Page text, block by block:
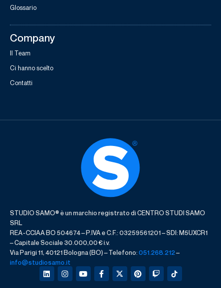
Glossario
Company
Il Team
Ci hanno scelto
Contatti
STUDIO SAMO® è un marchio registrato di CENTRO STUDI SAMO
SRL
REA-CCIAA BO 504674 – P.IVA e C.F.: 03259561201 – SDI: M5UXCR1
– Capitale Sociale 30.000,00 € i.v.
Via Parigi 11, 40121 Bologna (BO) – Telefono:051.268.212–
info@studiosamo.it